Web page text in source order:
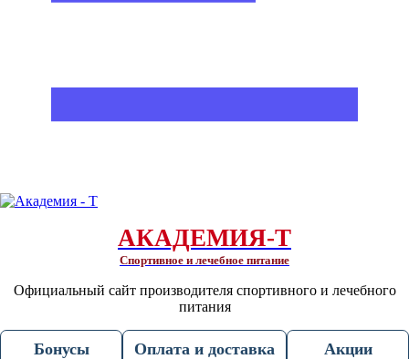
АКАДЕМИЯ-Т
Спортивное и лечебное питание
Официальный сайт производителя спортивного и лечебного
питания
Бонусы Оплата и доставка Акции